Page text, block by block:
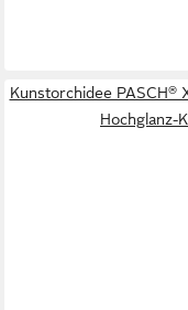
Kunstorchidee PASCH®
Hochglanz-